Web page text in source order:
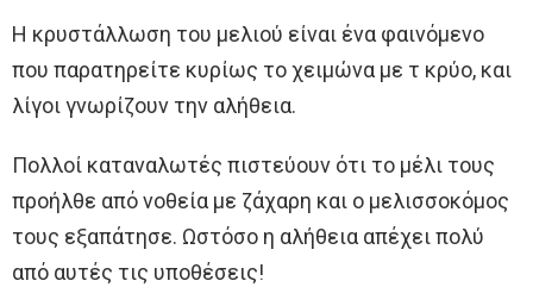
Η κρυστάλλωση του μελιού είναι ένα φαινόμενο
που παρατηρείτε κυρίως το χειμώνα με τ κρύο, και
λίγοι γνωρίζουν την αλήθεια.
Πολλοί καταναλωτές πιστεύουν ότι το μέλι τους
προήλθε από νοθεία με ζάχαρη και ο μελισσοκόμος
τους εξαπάτησε. Ωστόσο η αλήθεια απέχει πολύ
από αυτές τις υποθέσεις!